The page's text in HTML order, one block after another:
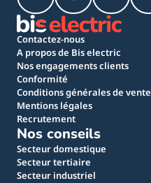
Contactez-nous
A propos de Bis electric
Nos engagements clients
Conformité
Conditions générales de vente
Mentions légales
Recrutement
Nos conseils
Secteur domestique
Secteur tertiaire
Secteur industriel